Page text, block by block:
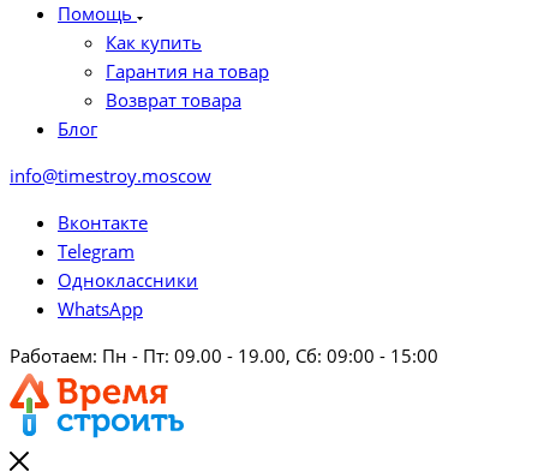
Помощь
Как купить
Гарантия на товар
Возврат товара
Блог
info@timestroy.moscow
Вконтакте
Telegram
Одноклассники
WhatsApp
Работаем: Пн - Пт: 09.00 - 19.00, Сб: 09:00 - 15:00